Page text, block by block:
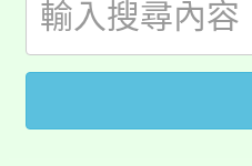
田徑場及
桃園市
視費優
大園自
份教師增
大溪自